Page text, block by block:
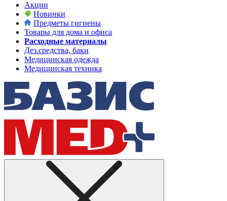
Акции
Новинки
Предметы гигиены
Товары для дома и офиса
Расходные материалы
Дез.средства, баки
Медицинская одежда
Медицинская техника